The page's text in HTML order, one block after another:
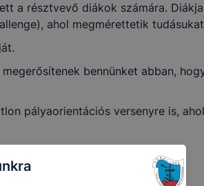
a résztvevő diákok számára.
ahol megmérettetik
bennünket abban,
pályaorientációs versenyre is,